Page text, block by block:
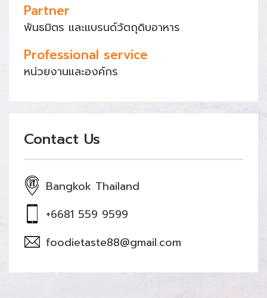
Partner
พันธมิตร และแบรนด์วัตถุดิบอาหาร
Professional service
หน่วยงานและองค์กร
Contact Us
Bangkok Thailand
+6681 559 9599
foodietaste88@gmail.com